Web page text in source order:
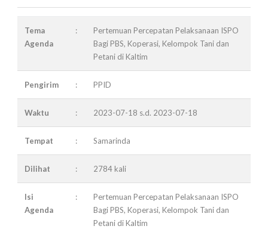
Tema
Agenda
:
Pertemuan Percepatan Pelaksanaan ISPO
Bagi PBS, Koperasi, Kelompok Tani dan
Petani di Kaltim
Pengirim : PPID
Waktu : 2023-07-18 s.d. 2023-07-18
Tempat : Samarinda
Dilihat : 2784 kali
Isi
Agenda
:
Pertemuan Percepatan Pelaksanaan ISPO
Bagi PBS, Koperasi, Kelompok Tani dan
Petani di Kaltim